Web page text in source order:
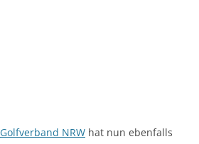
Golfverband NRW hat nun ebenfalls